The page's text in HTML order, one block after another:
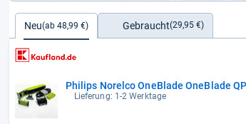
Neu(ab 48,99 €) Gebraucht(29,95 €)
Philips Norelco OneBlade OneBlade
Lieferung: 1-2 Werktage